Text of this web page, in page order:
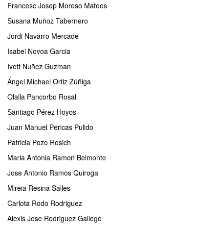
Francesc Josep Moreso Mateos
Susana Muñoz Tabernero
Jordi Navarro Mercade
Isabel Novoa Garcia
Ivett Nuñez Guzman
Ángel Michael Ortiz Zúñiga
Olalla Pancorbo Rosal
Santiago Pérez Hoyos
Juan Manuel Pericas Pulido
Patricia Pozo Rosich
Maria Antonia Ramon Belmonte
Jose Antonio Ramos Quiroga
Mireia Resina Salles
Carlota Rodo Rodriguez
Alexis Jose Rodriguez Gallego